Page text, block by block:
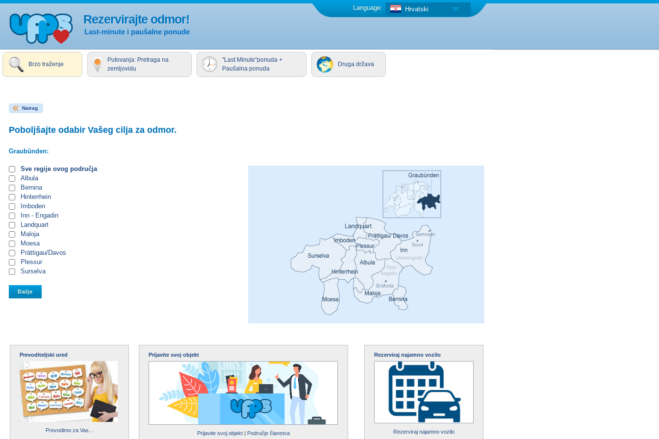
Rezervirajte odmor!
Last-minute i paušalne ponude
Hrvatski
Language:
Brzo traženje
Putovanja: Pretraga na
zemljovidu
"Last Minute"ponuda +
Paušalna ponuda
Druga država
Natrag
Poboljšajte odabir Vašeg cilja za odmor.
Graubünden:
Sve regije ovog područja
Albula
Bernina
Hinterrhein
Imboden
Inn - Engadin
Landquart
Maloja
Moesa
Prättigau/Davos
Plessur
Surselva
Prevoditeljski ured
Prevodimo za Vas...
Prijavite svoj objekt
Prijavite svoj objekt| Područje članstva
Rezerviraj najamno vozilo
Rezerviraj najamno vozilo